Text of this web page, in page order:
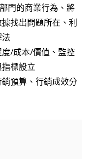
門的商業行為、將
找出問題所在、利
/成本/價值、監控
標設立
預算、行銷成效分